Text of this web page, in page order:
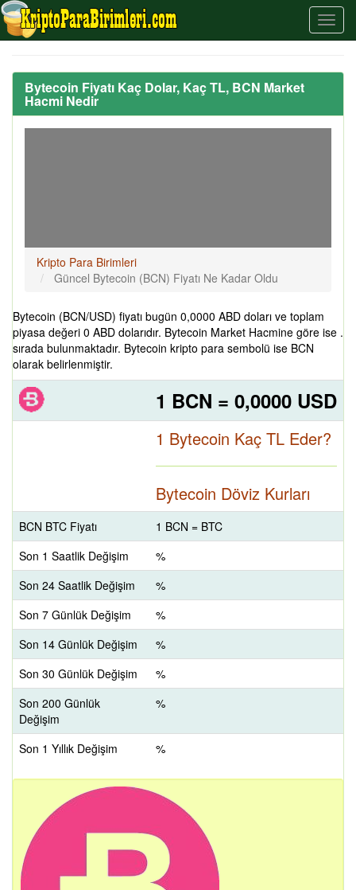
Bytecoin Fiyatı Kaç Dolar, Kaç TL, BCN Market
Hacmi Nedir
Kripto Para Birimleri
Güncel Bytecoin (BCN) Fiyatı Ne Kadar Oldu
Bytecoin (BCN/USD) fiyatı bugün 0,0000 ABD doları ve toplam
piyasa değeri 0 ABD dolarıdır. Bytecoin Market Hacmine göre ise .
sırada bulunmaktadır. Bytecoin kripto para sembolü ise BCN
olarak belirlenmiştir.
1 BCN = 0,0000 USD
1 Bytecoin Kaç TL Eder?
Bytecoin Döviz Kurları
BCN BTC Fiyatı
1 BCN = BTC
Son 1 Saatlik Değişim
%
Son 24 Saatlik Değişim
%
Son 7 Günlük Değişim
%
Son 14 Günlük Değişim
%
Son 30 Günlük Değişim
%
Son 200 Günlük
Değişim
%
Son 1 Yıllık Değişim %